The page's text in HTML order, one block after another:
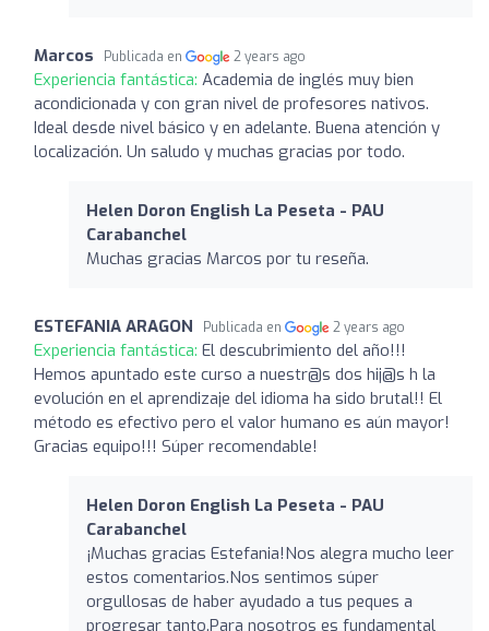
Marcos Publicada en 2 years ago
Experiencia fantástica: Academia de inglés muy bien
acondicionada y con gran nivel de profesores nativos.
Ideal desde nivel básico y en adelante. Buena atención y
localización. Un saludo y muchas gracias por todo.
Helen Doron English La Peseta - PAU
Carabanchel
Muchas gracias Marcos por tu reseña.
ESTEFANIA ARAGON Publicada en 2 years ago
Experiencia fantástica: El descubrimiento del año!!!
Hemos apuntado este curso a nuestr@s dos hij@s h la
evolución en el aprendizaje del idioma ha sido brutal!! El
método es efectivo pero el valor humano es aún mayor!
Gracias equipo!!! Súper recomendable!
Helen Doron English La Peseta - PAU
Carabanchel
¡Muchas gracias Estefania!Nos alegra mucho leer
estos comentarios.Nos sentimos súper
orgullosas de haber ayudado a tus peques a
progresar tanto.Para nosotros es fundamental